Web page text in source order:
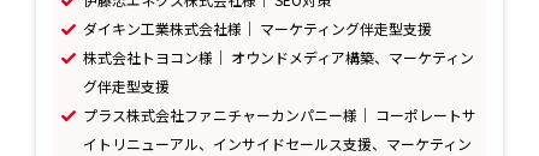
ダイキン工業株式会社様｜ マーケティング伴走型支援
株式会社トヨコン様｜ オウンドメディア構築、マーケティン
グ伴走型支援
プラス株式会社ファニチャーカンパニー様｜ コーポレートサ
イトリニューアル、インサイドセールス支援、マーケティン